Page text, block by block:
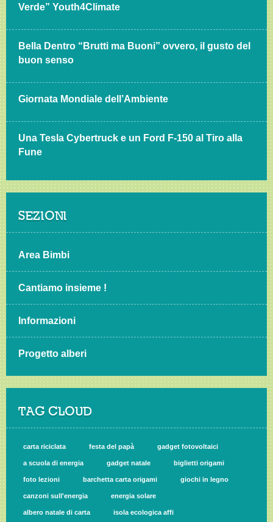
Verde” Youth4Climate
Bella Dentro “Brutti ma Buoni” ovvero, il gusto del
buon senso
Giornata Mondiale dell’Ambiente
Una Tesla Cybertruck e un Ford F-150 al Tiro alla
Fune
SEZIONI
Area Bimbi
Cantiamo insieme !
Informazioni
Progetto alberi
TAG CLOUD
carta riciclata festa del papà gadget fotovoltaici
a scuola di energia gadget natale biglietti origami
foto lezioni barchetta carta origami giochi in legno
canzoni sull'energia energia solare
albero natale di carta isola ecologica affi